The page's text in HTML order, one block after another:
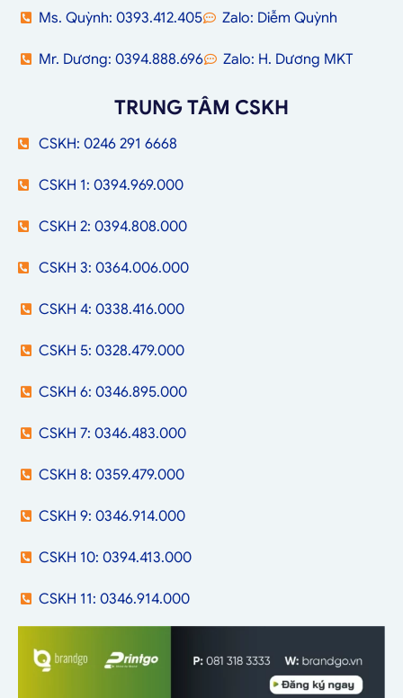
Ms. Quỳnh: 0393.412.405 Zalo: Diễm Quỳnh
Mr. Dương: 0394.888.696 Zalo: H. Dương MKT
TRUNG TÂM CSKH
CSKH: 0246 291 6668
CSKH 1: 0394.969.000
CSKH 2: 0394.808.000
CSKH 3: 0364.006.000
CSKH 4: 0338.416.000
CSKH 5: 0328.479.000
CSKH 6: 0346.895.000
CSKH 7: 0346.483.000
CSKH 8: 0359.479.000
CSKH 9: 0346.914.000
CSKH 10: 0394.413.000
CSKH 11: 0346.914.000